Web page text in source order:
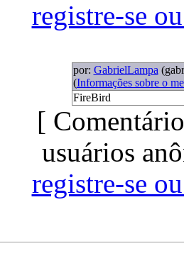
registre-se
por: GabrielLampa
(Informações sobre o
FireBird
[
usuários
registre-se